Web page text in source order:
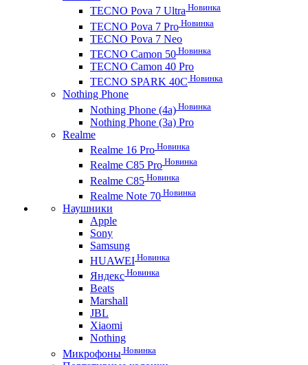
TECNO Pova 7 Ultra Новинка
TECNO Pova 7 Pro Новинка
TECNO Pova 7 Neo
TECNO Camon 50 Новинка
TECNO Camon 40 Pro
TECNO SPARK 40C Новинка
Nothing Phone
Nothing Phone (4a) Новинка
Nothing Phone (3a) Pro
Realme
Realme 16 Pro Новинка
Realme C85 Pro Новинка
Realme C85 Новинка
Realme Note 70 Новинка
Наушники
Apple
Sony
Samsung
HUAWEI Новинка
Яндекс Новинка
Beats
Marshall
JBL
Xiaomi
Nothing
Микрофоны Новинка